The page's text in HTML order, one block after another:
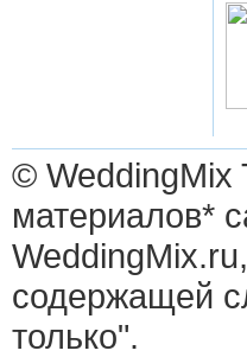
© WeddingMix
материалов*
WeddingMix.ru,
содержащей
только".